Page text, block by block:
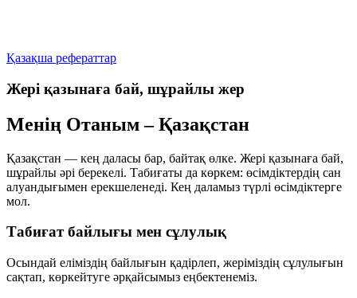
Қазақша рефераттар
Жері қазынаға бай, шұрайлы жер
Менің Отаным – Қазақстан
Қазақстан — кең даласы бар, байтақ өлке. Жері қазынаға бай,
шұрайлы әрі берекелі. Табиғаты да көркем: өсімдіктердің сан
алуандығымен ерекшеленеді. Кең даламыз түрлі өсімдіктерге
мол.
Табиғат байлығы мен сұлулық
Осындай еліміздің байлығын қадірлеп, жеріміздің сұлулығын
сақтап, көркейтуге әрқайсымыз еңбектенеміз.